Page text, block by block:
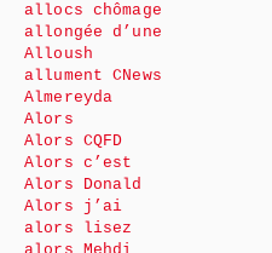
allocs chômage
allongée d’une
Alloush
allument CNews
Almereyda
Alors
Alors CQFD
Alors c’est
Alors Donald
Alors j’ai
alors lisez